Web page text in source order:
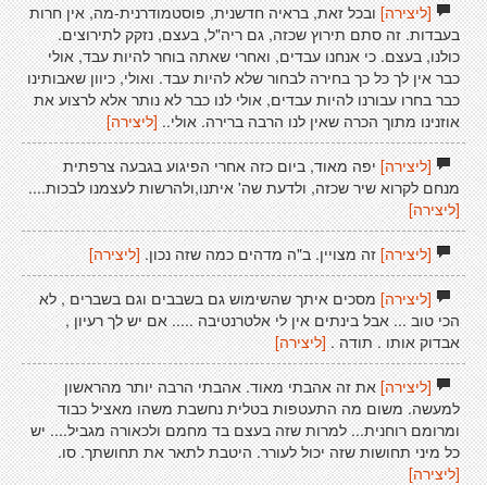
[ליצירה]ובכל זאת, בראיה חדשנית, פוסטמודרנית-מה, אין חרות
בעבדות. זה סתם תירוץ שכזה, גם ריה"ל, בעצם, נזקק לתירוצים.
כולנו, בעצם. כי אנחנו עבדים, ואחרי שאתה בוחר להיות עבד, אולי
כבר אין לך כל כך בחירה לבחור שלא להיות עבד. ואולי, כיוון שאבותינו
כבר בחרו עבורנו להיות עבדים, אולי לנו כבר לא נותר אלא לרצוע את
אוזנינו מתוך הכרה שאין לנו הרבה ברירה. אולי.. [ליצירה]
[ליצירה]יפה מאוד, ביום כזה אחרי הפיגוע בגבעה צרפתית
מנחם לקרוא שיר שכזה, ולדעת שה' איתנו,ולהרשות לעצמנו לבכות....
[ליצירה]
[ליצירה]זה מצויין. ב"ה מדהים כמה שזה נכון. [ליצירה]
[ליצירה]מסכים איתך שהשימוש גם בשבבים וגם בשברים , לא
הכי טוב ... אבל בינתים אין לי אלטרנטיבה ..... אם יש לך רעיון ,
אבדוק אותו . תודה . [ליצירה]
[ליצירה]את זה אהבתי מאוד. אהבתי הרבה יותר מהראשון
למעשה. משום מה התעטפות בטלית נחשבת משהו מאציל כבוד
ומרומם רוחנית... למרות שזה בעצם בד מחמם ולכאורה מגביל.... יש
כל מיני תחושות שזה יכול לעורר. היטבת לתאר את תחושתך. סו.
[ליצירה]